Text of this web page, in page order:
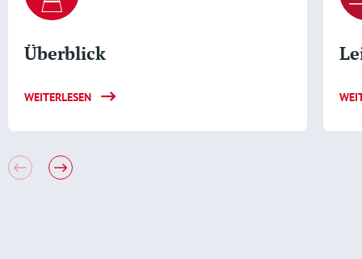
Überblick
WEITERLESEN